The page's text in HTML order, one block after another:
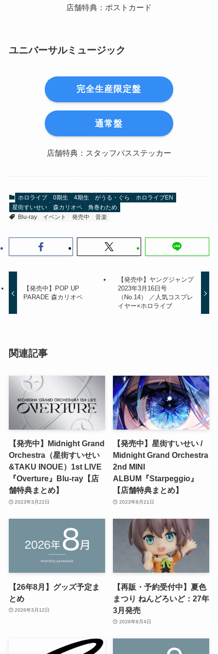
店舗特典：ポストカード
ユニバーサルミュージック
完全生産限定盤
通常盤
店舗特典：スタッフパスステッカー
ホロライブ 0期生 4期生 がうる・ぐら
ホロライブEN
星街すいせい
森カリオペ
角巻わため
Blu-ray
イベント 発売中 音楽
【発売中】POP UP
PARADE 森カリオペ
【発売中】ヤングジャンプ
2023年3月16日号
（No.14） ／人気コスプレ
イヤー×ホロライブ
関連記事
【発売中】Midnight Grand
Orchestra（星街すいせい
&TAKU INOUE）1st LIVE
『Overture』Blu-ray【店
舗特典まとめ】
2023年3月22日
【発売中】星街すいせい /
Midnight Grand Orchestra
2nd MINI
ALBUM『Starpeggio』
【店舗特典まとめ】
2023年8月21日
【26年8月】グッズ予定ま
とめ
2026年3月12日
【再販・予約受付中】夏色
まつり ねんどろいど：27年
3月発売
2026年8月4日